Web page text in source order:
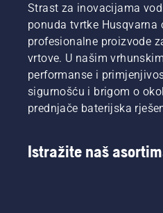
Strast za inovacijama
ponuda tvrtke Husqvarna
profesionalne proizvode
vrtove. U našim
performanse i
sigurnošću i brigom o
prednjače baterijska
Istražite naš